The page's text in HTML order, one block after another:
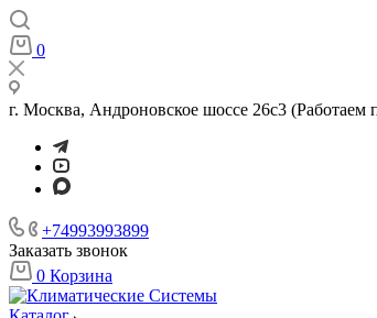
0
г. Москва, Андроновское шоссе 26с3 (Работаем
+74993993899
Заказать звонок
0 Корзина